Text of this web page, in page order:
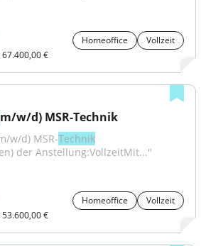
Homeoffice
Vollzeit
€
w/d) MSR-Technik
w/d) MSR-Technik
der Anstellung:VollzeitMit..."
Homeoffice
Vollzeit
€